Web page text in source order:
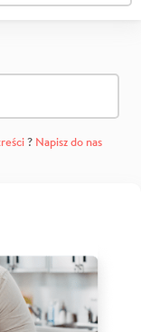
? Napisz do nas